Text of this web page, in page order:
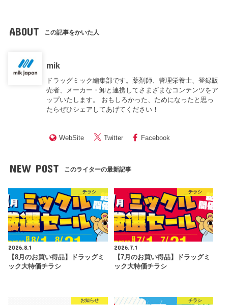
ABOUT この記事をかいた人
mik
ドラッグミック編集部です。薬剤師、管理栄養士、登録販
売者、メーカー・卸と連携してさまざまなコンテンツをア
ップいたします。 おもしろかった、ためになったと思っ
たらぜひシェアしてあげてください！
WebSite Twitter Facebook
NEW POST このライターの最新記事
チラシ
2026.8.1
【8月のお買い得品】ドラッグミ
ック大特価チラシ
チラシ
2026.7.1
【7月のお買い得品】ドラッグミ
ック大特価チラシ
お知らせ チラシ